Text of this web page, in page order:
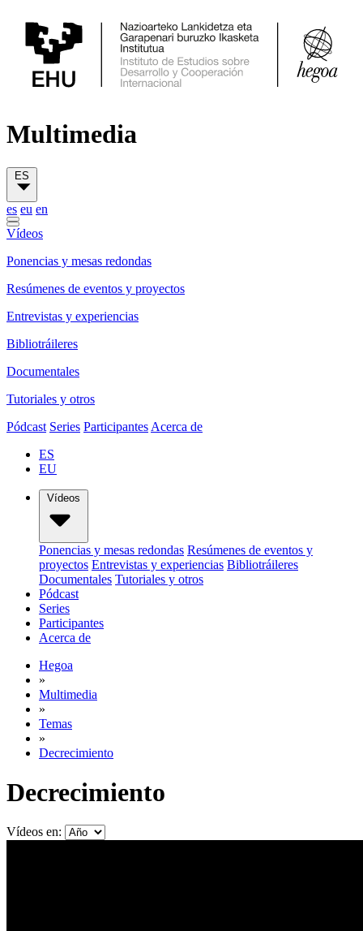
Multimedia
ES
es eu en
Vídeos
Ponencias y mesas redondas
Resúmenes de eventos y proyectos
Entrevistas y experiencias
Bibliotráileres
Documentales
Tutoriales y otros
Pódcast Series Participantes Acerca de
ES
EU
Vídeos
Ponencias y mesas redondas Resúmenes de eventos y
proyectos Entrevistas y experiencias Bibliotráileres
Documentales Tutoriales y otros
Pódcast
Series
Participantes
Acerca de
Hegoa
»
Multimedia
»
Temas
»
Decrecimiento
Decrecimiento
Vídeos en: